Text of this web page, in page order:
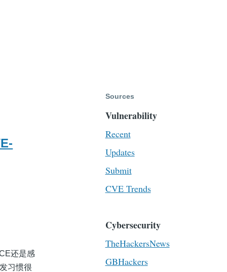
还是感
习惯很
Sources
Vulnerability
Recent
Updates
Submit
CVE Trends
Cybersecurity
TheHackersNews
GBHackers